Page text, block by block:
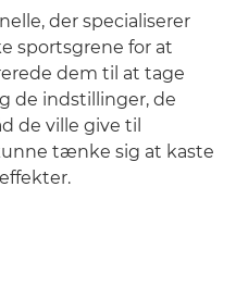
der specialiserer
sportsgrene for at
dem til at tage
de indstillinger, de
de ville give til
tænke sig at kaste